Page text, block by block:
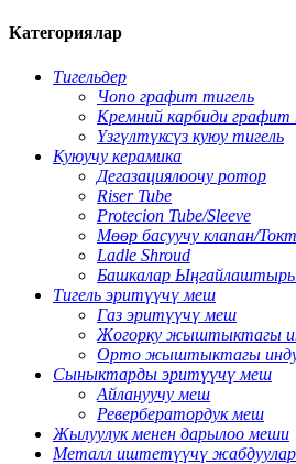
Категориялар
Тигельдер
Чопо графит тигель
Кремний карбиди графит
Үзгүлтүксүз куюу тигель
Куюучу керамика
Дегазациялоочу ротор
Riser Tube
Protecion Tube/Sleeve
Мөөр басуучу клапан/
Ladle Shroud
Башкалар
Тигель эритүүчү меш
Газ эритүүчү меш
Жогорку жыштыктагы
Орто жыштыктагы
Сыныктарды эритүүчү меш
Айлануучу меш
Ревербератордук меш
Жылуулук менен дарылоо меши
Металл иштетүүчү жабдуулар